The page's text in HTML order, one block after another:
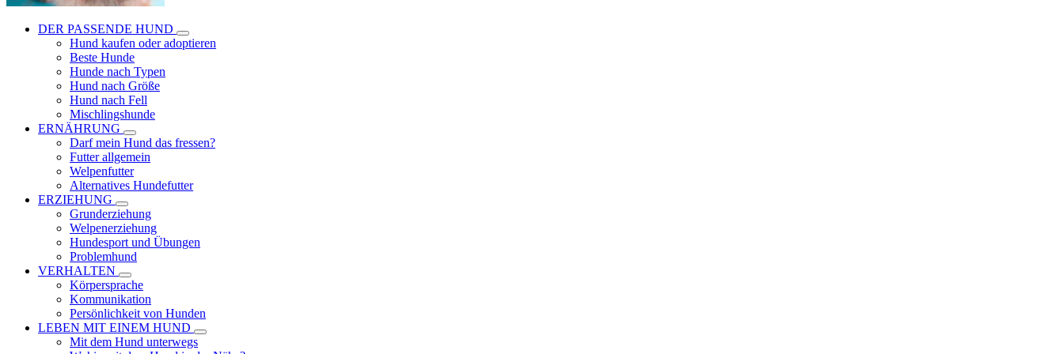
DER PASSENDE HUND
Hund kaufen oder adoptieren
Beste Hunde
Hunde nach Typen
Hund nach Größe
Hund nach Fell
Mischlingshunde
ERNÄHRUNG
Darf mein Hund das fressen?
Futter allgemein
Welpenfutter
Alternatives Hundefutter
ERZIEHUNG
Grunderziehung
Welpenerziehung
Hundesport und Übungen
Problemhund
VERHALTEN
Körpersprache
Kommunikation
Persönlichkeit von Hunden
LEBEN MIT EINEM HUND
Mit dem Hund unterwegs